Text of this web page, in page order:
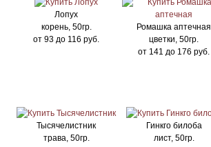
Лопух
корень, 50гр.
от 93 до 116 руб.
Ромашка аптечная
цветки, 50гр.
от 141 до 176 руб.
Тысячелистник
трава, 50гр.
Гинкго билоба
лист, 50гр.